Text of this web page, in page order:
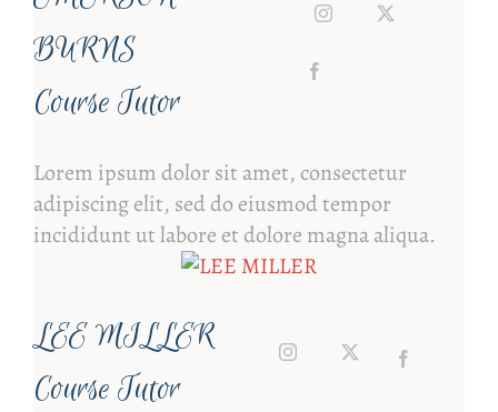
BURNS
Course Tutor
Lorem ipsum dolor sit amet, consectetur
adipiscing elit, sed do eiusmod tempor
incididunt ut labore et dolore magna aliqua.
LEE MILLER
Course Tutor